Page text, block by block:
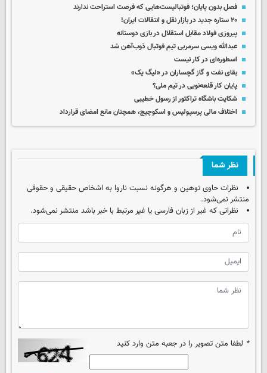
فصل بدون پایان؛ فوتبالیست‌هایی که فرصت استراحت ندارند
۲۰ ستاره جدید در بازار نقل و انتقالات ایران!
پیروزی فولاد مقابل استقلال در بازی دوستانه
عبدالله ویسی سرمربی تیم فوتبال ذوب‌آهن شد
اسطوره‌ای در کار نیست
بقای نفت و گاز گچساران در «لیگ یک»
پایان کار قلعه‌نویی در تیم ملی؟
شکایت باشگاه تراکتور از رسول خطیبی
اختلاف مالی پرسپولیس و اسکوچیچ، همچنان مانع امضای قرارداد
نظر شما
نظرات حاوی توهین و هرگونه نسبت ناروا به اشخاص حقیقی و حقوقی
منتشر نمی‌شود.
نظراتی که غیر از زبان فارسی یا غیر مرتبط با خبر باشد منتشر نمی‌شود.
* لطفا متن تصویر را در جعبه متن وارد کنید